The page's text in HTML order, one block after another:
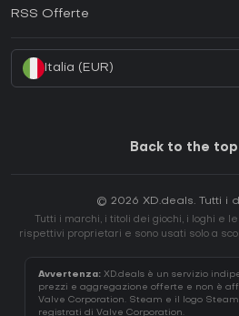
RSS Offerte
Italia (EUR)
Back to the top
© 2026 XD.deals. Tutti i
Tutti i marchi, i titoli dei giochi, i loghi e
rispettivi proprietari e sono usati solo a
Avvertenza: XD.deals è un servizio
prezzi e aggregazione offerte e non è
Valve Corporation. Steam e il logo
registrati di Valve Corporation.